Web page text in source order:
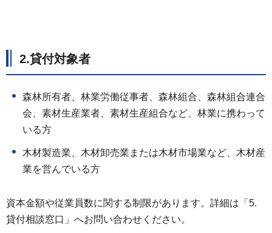
2.貸付対象者
森林所有者、林業労働従事者、森林組合、森林組合連合
会、素材生産業者、素材生産組合など、林業に携わって
いる方
木材製造業、木材卸売業または木材市場業など、木材産
業を営んでいる方
資本金額や従業員数に関する制限があります。詳細は「5.
貸付相談窓口」へお問い合わせください。